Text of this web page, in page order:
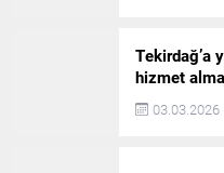
Tekirdağ’a
hizmet
03.03.2026